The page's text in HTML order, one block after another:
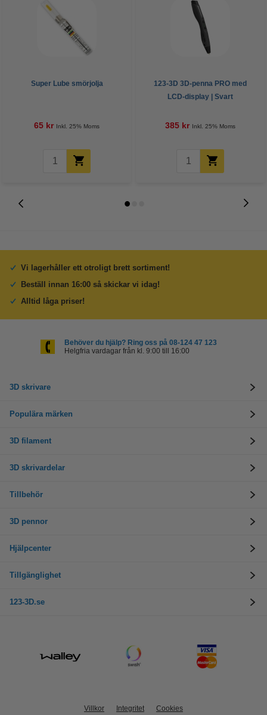
Super Lube smörjolja
65 kr Inkl. 25% Moms
123-3D 3D-penna PRO med
LCD-display | Svart
385 kr Inkl. 25% Moms
Vi lagerhåller ett otroligt brett sortiment!
Beställ innan 16:00 så skickar vi idag!
Alltid låga priser!
Behöver du hjälp? Ring oss på 08-124 47 123
Helgfria vardagar från kl. 9:00 till 16:00
3D skrivare
Populära märken
3D filament
3D skrivardelar
Tillbehör
3D pennor
Hjälpcenter
Tillgänglighet
123-3D.se
Villkor Integritet Cookies